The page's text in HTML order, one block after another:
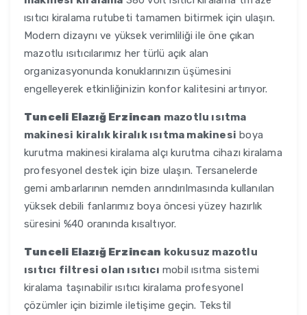
ısıtıcı kiralama rutubeti tamamen bitirmek için ulaşın.
Modern dizaynı ve yüksek verimliliği ile öne çıkan
mazotlu ısıtıcılarımız her türlü açık alan
organizasyonunda konuklarınızın üşümesini
engelleyerek etkinliğinizin konfor kalitesini artırıyor.
Tunceli Elazığ Erzincan mazotlu ısıtma
makinesi kiralık kiralık ısıtma makinesi boya
kurutma makinesi kiralama alçı kurutma cihazı kiralama
profesyonel destek için bize ulaşın. Tersanelerde
gemi ambarlarının nemden arındırılmasında kullanılan
yüksek debili fanlarımız boya öncesi yüzey hazırlık
süresini %40 oranında kısaltıyor.
Tunceli Elazığ Erzincan kokusuz mazotlu
ısıtıcı filtresi olan ısıtıcı mobil ısıtma sistemi
kiralama taşınabilir ısıtıcı kiralama profesyonel
çözümler için bizimle iletişime geçin. Tekstil